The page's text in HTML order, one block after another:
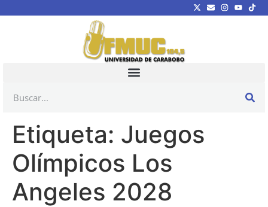
Etiqueta: Juegos
Olímpicos Los
Angeles 2028